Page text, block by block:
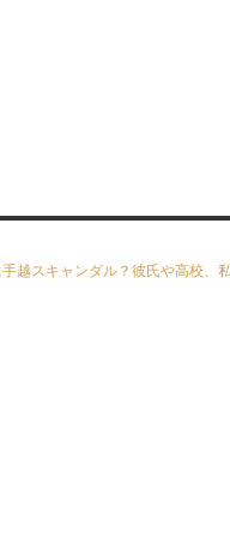
越スキャンダル？彼氏や高校、